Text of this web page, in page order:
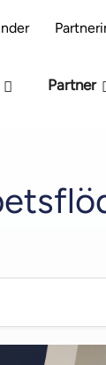
Partner
–